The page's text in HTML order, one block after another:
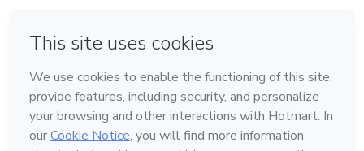
Feito com ❤ em Bogotá
Conheça a Hotmart